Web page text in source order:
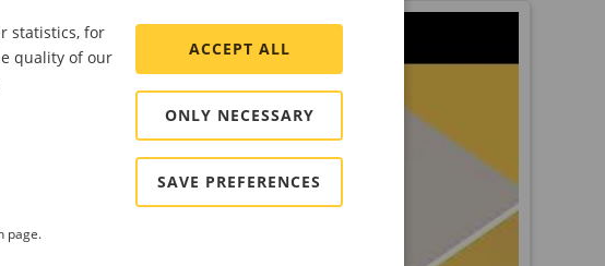
statistics, for
quality of our
page.
ACCEPT ALL
ONLY NECESSARY
SAVE PREFERENCES